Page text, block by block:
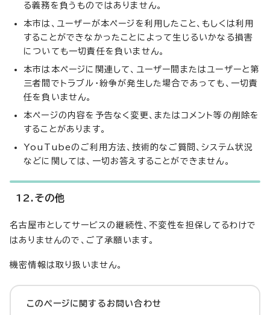
る義務を負うものではありません。
本市は、ユーザーが本ページを利用したこと、もしくは利用
することができなかったことによって生じるいかなる損害
についても一切責任を負いません。
本市は本ページに関連して、ユーザー間またはユーザーと第
三者間でトラブル・紛争が発生した場合であっても、一切責
任を負いません。
本ページの内容を予告なく変更、またはコメント等の削除を
することがあります。
YouTubeのご利用方法、技術的なご質問、システム状況
などに関しては、一切お答えすることができません。
12.その他
名古屋市としてサービスの継続性、不変性を担保してるわけで
はありませんので、ご了承願います。
機密情報は取り扱いません。
このページに関する お問い合わせ